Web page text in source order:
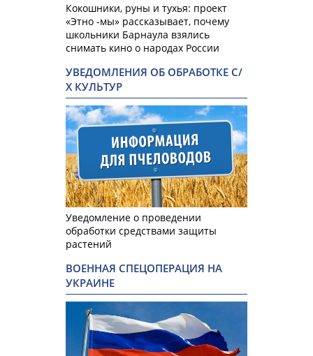
Кокошники, руны и тухья: проект
«Этно -мы» рассказывает, почему
школьники Барнаула взялись
снимать кино о народах России
УВЕДОМЛЕНИЯ ОБ ОБРАБОТКЕ С/
Х КУЛЬТУР
Уведомление о проведении
обработки средствами защиты
растений
ВОЕННАЯ СПЕЦОПЕРАЦИЯ НА
УКРАИНЕ